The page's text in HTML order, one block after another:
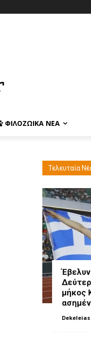
ΦΙΛΟΖΩΙΚΆ ΝΈΑ
Τελευταία
μήκος